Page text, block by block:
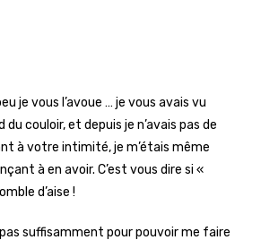
je vous l’avoue … je vous avais vu
couloir, et depuis je n’avais pas de
à votre intimité, je m’étais même
à en avoir. C’est vous dire si «
d’aise !
suffisamment pour pouvoir me faire